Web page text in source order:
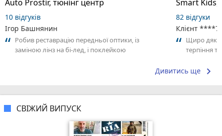
Auto Prostir, тюнінг центр
10 відгуків
Ігор Башнянин
Робив реставрацію передньої оптики, із
заміною лінз на бі-лед, і поклейкою
Smart Kids,
82 відгуки
Клієнт
Щиро
терпіння
Дивитись ще keyboard_arrow_right
СВІЖИЙ ВИПУСК